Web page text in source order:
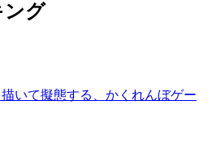
ング
いて擬態する、かくれんぼゲー